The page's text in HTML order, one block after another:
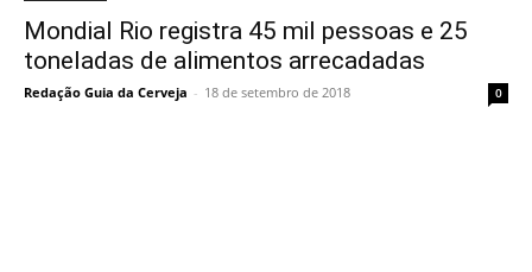
Mondial Rio registra 45 mil pessoas e 25
toneladas de alimentos arrecadadas
Redação Guia da Cerveja - 18 de setembro de 2018 0